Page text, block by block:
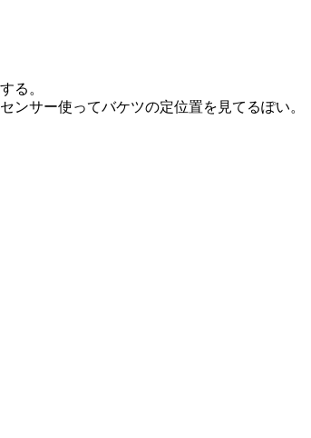
る。
ンサー使ってバケツの定位置を見てるぽい。